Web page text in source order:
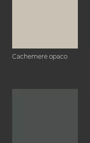
Cachemere opaco